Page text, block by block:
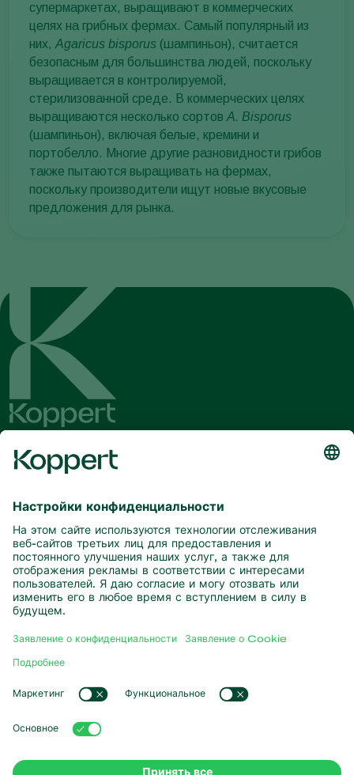
супермаркетах, выращивают в коммерческих
целях на грибных фермах. Самый популярный из
них,Agaricus bisporus (шампиньон), считается
безопасным для большинства людей, поскольку
выращивается в контролируемой,
стерилизованной среде. В коммерческих целях
выращиваются несколько сортовA. Bisporus
(шампиньон), включая белые, кремини и
портобелло. Многие другие разновидности грибов
также пытаются выращивать на фермах,
поскольку производители ищут новые вкусовые
предложения для рынка.
и актуальной информации
Подписаться здесь
Партнерство с природой
Паразитические осы
Полезные нематоды
Защита сельскохозяйственных культур
О компании Koppert
Новости и информация
Работа в Koppert
Контактные данные
Популярные ссылки
Опыт наших клиентов
Koppert Global